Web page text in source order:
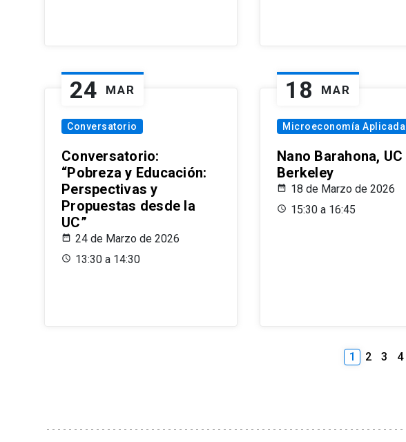
24 MAR
Conversatorio
Conversatorio:
“Pobreza y Educación:
Perspectivas y
Propuestas desde la
UC”
24 de Marzo de 2026
13:30 a 14:30
18 MAR
Microeconomía Aplicada
Nano Barahona, UC
Berkeley
18 de Marzo de 2026
15:30 a 16:45
1 2 3 4